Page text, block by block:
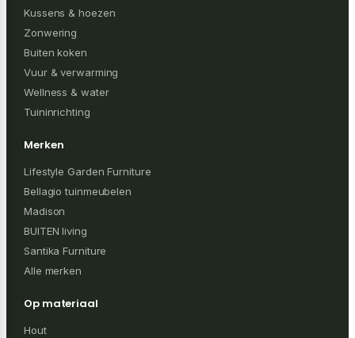
Kussens & hoezen
Zonwering
Buiten koken
Vuur & verwarming
Wellness & water
Tuininrichting
Merken
Lifestyle Garden Furniture
Bellagio tuinmeubelen
Madison
BUITEN living
Santika Furniture
Alle merken
Op materiaal
Hout